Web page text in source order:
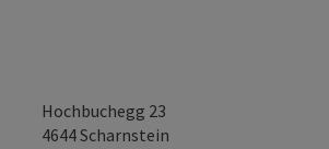
Hochbuchegg 23
4644Scharnstein